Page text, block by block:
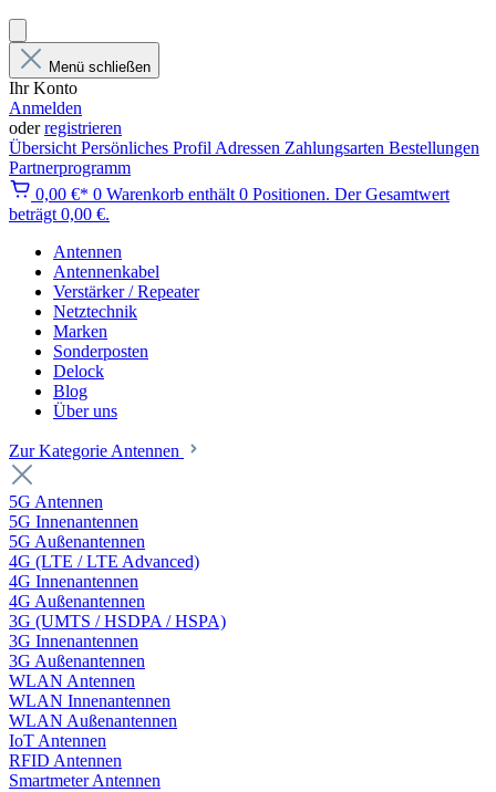
Menü schließen
Ihr Konto
Anmelden
oderregistrieren
Übersicht Persönliches Profil Adressen Zahlungsarten Bestellungen
Partnerprogramm
0,00 €* 0 Warenkorb enthält 0 Positionen. Der Gesamtwert
beträgt 0,00 €.
Antennen
Antennenkabel
Verstärker / Repeater
Netztechnik
Marken
Sonderposten
Delock
Blog
Über uns
Zur Kategorie Antennen
5G Antennen
5G Innenantennen
5G Außenantennen
4G (LTE / LTE Advanced)
4G Innenantennen
4G Außenantennen
3G (UMTS / HSDPA / HSPA)
3G Innenantennen
3G Außenantennen
WLAN Antennen
WLAN Innenantennen
WLAN Außenantennen
IoT Antennen
RFID Antennen
Smartmeter Antennen